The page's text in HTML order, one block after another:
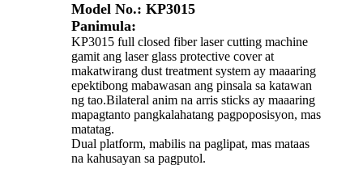
Model No.: KP3015
Panimula:
KP3015 full closed fiber laser cutting machine
gamit ang laser glass protective cover at
makatwirang dust treatment system ay maaaring
epektibong mabawasan ang pinsala sa katawan
ng tao.Bilateral anim na arris sticks ay maaaring
mapagtanto pangkalahatang pagpoposisyon, mas
matatag.
Dual platform, mabilis na paglipat, mas mataas
na kahusayan sa pagputol.